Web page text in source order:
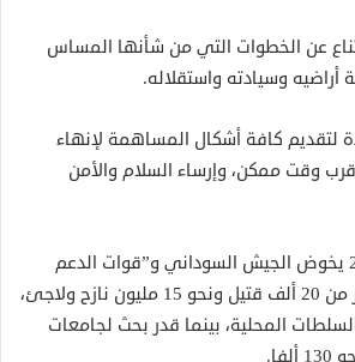
عن الخطوات التي من شأنها المساس
وسيادته واستقلاله.
لتقديم كافة أشكال المساهمة لإنهاء
وقت ممكن، وإرساء السلام والأمن
ومنذ أبريل/نيسان 2023 يخوض الجيش السوداني و”قوات الدعم
السريع” حربا خلّفت أكثر من 20 ألف قتيل ونحو 15 مليون نازح ولاجئ،
المحلية، بينما قدر بحث لجامعات